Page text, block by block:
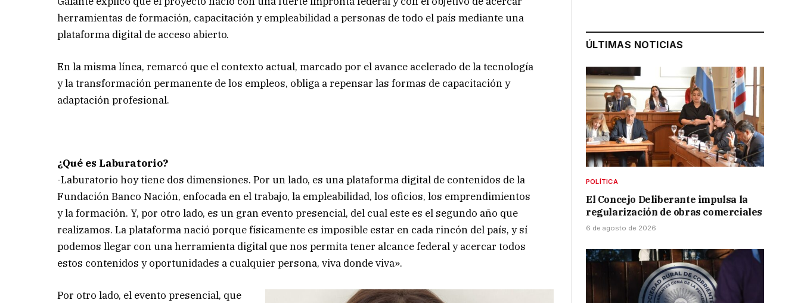
herramientas de formación, capacitación y empleabilidad a personas de todo el país mediante una
plataforma digital de acceso abierto.
En la misma línea, remarcó que el contexto actual, marcado por el avance acelerado de la tecnología
y la transformación permanente de los empleos, obliga a repensar las formas de capacitación y
adaptación profesional.
¿Qué es Laburatorio?
-Laburatorio hoy tiene dos dimensiones. Por un lado, es una plataforma digital de contenidos de la
Fundación Banco Nación, enfocada en el trabajo, la empleabilidad, los oficios, los emprendimientos
y la formación. Y, por otro lado, es un gran evento presencial, del cual este es el segundo año que
realizamos. La plataforma nació porque físicamente es imposible estar en cada rincón del país, y sí
podemos llegar con una herramienta digital que nos permita tener alcance federal y acercar todos
estos contenidos y oportunidades a cualquier persona, viva donde viva».
Por otro lado, el evento presencial, que
ÚLTIMAS NOTICIAS
POLÍTICA
El Concejo Deliberante impulsa la
regularización de obras comerciales
6 de agosto de 2026